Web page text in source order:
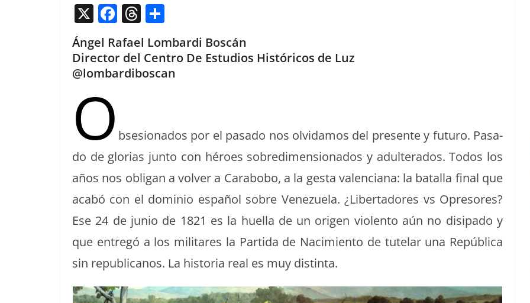
X F
a
c
e
o
k
T
h
re
a
o
m
p
Ángel Rafael Lombardi Boscán
Director del Centro De Estudios Históricos de Luz
@lombardiboscan
O bse­sion­a­dos por el pasa­do nos olvi­damos del pre­sente y futuro. Pasa­
do de glo­rias jun­to con héroes sobred­i­men­sion­a­dos y adul­ter­ados. Todos los
años nos oblig­an a volver a Carabobo, a la ges­ta valen­ciana: la batal­la final que
acabó con el dominio español sobre Venezuela. ¿Lib­er­ta­dores vs Opre­sores?
Ese 24 de junio de 1821 es la huel­la de un ori­gen vio­len­to aún no disi­pa­do y
que entregó a los mil­itares la Par­ti­da de Nacimien­to de tute­lar una Repúbli­ca
sin repub­li­canos. La his­to­ria real es muy distinta.